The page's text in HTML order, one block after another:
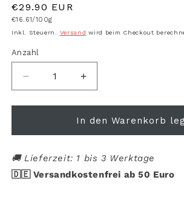
Normaler
Preis
€29.90 EUR
Grundpreis
€16.61/100g
Inkl. Steuern. Versand wird beim Checkout
Anzahl
Anzahl
Verringere
die
Menge
YPSI
C
Komplex
Erhöhe
die
Menge
für
YPSI
C
Komplex
In den Warenkorb
🚚 Lieferzeit: 1 bis 3 Werktage
🇩🇪 Versandkostenfrei ab 50 Euro